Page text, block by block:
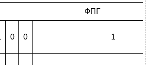
ФПГ
0 0 1